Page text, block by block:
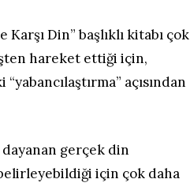
Din” başlıklı kitabı çok
hareket ettiği için,
açısından
dayanan gerçek din
için çok daha